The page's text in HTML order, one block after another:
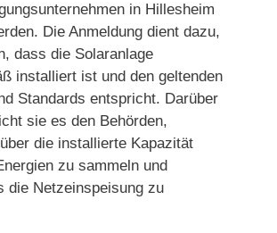
in Hillesheim
Die Anmeldung dient dazu,
dass die Solaranlage
installiert ist und den geltenden
Standards entspricht. Darüber
sie es den Behörden,
die installierte Kapazität
zu sammeln und
die Netzeinspeisung zu